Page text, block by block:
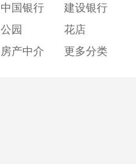
中国银行
建设银行
公园
花店
房产中介 更多分类